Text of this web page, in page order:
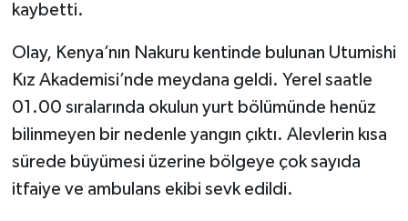
kaybetti.
Olay, Kenya’nın Nakuru kentinde bulunan Utumishi
Kız Akademisi’nde meydana geldi. Yerel saatle
01.00 sıralarında okulun yurt bölümünde henüz
bilinmeyen bir nedenle yangın çıktı. Alevlerin kısa
sürede büyümesi üzerine bölgeye çok sayıda
itfaiye ve ambulans ekibi sevk edildi.